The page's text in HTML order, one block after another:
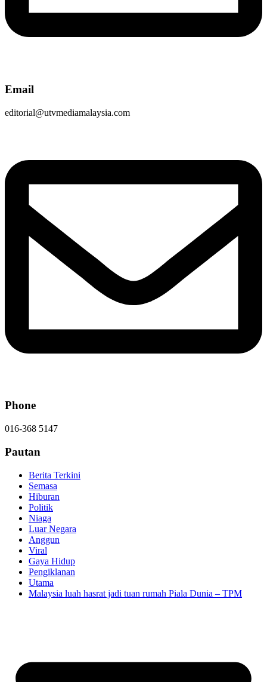
Email
editorial@utvmediamalaysia.com
Phone
016-368 5147
Pautan
Berita Terkini
Semasa
Hiburan
Politik
Niaga
Luar Negara
Anggun
Viral
Gaya Hidup
Pengiklanan
Utama
Malaysia luah hasrat jadi tuan rumah Piala Dunia – TPM